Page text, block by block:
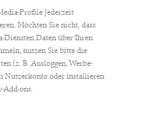
Profile jederzeit
Möchten Sie nicht, dass
Diensten Daten über Ihren
nutzen Sie bitte die
(z. B. Ausloggen, Werbe-
Nutzerkonto oder installieren
Add-ons.